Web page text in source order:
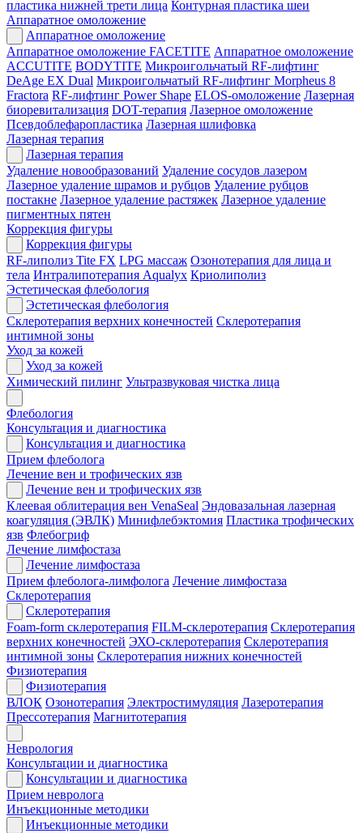
пластика нижней трети лица Контурная пластика шеи
Аппаратное омоложение
Аппаратное омоложение
Аппаратное омоложение FACETITE Аппаратное омоложение
ACCUTITE BODYTITE Микроигольчатый RF-лифтинг
DeAge EX Dual Микроигольчатый RF-лифтинг Morpheus 8
Fractora RF-лифтинг Power Shape ELOS-омоложение Лазерная
биоревитализация DOT-терапия Лазерное омоложение
Псевдоблефаропластика Лазерная шлифовка
Лазерная терапия
Лазерная терапия
Удаление новообразований Удаление сосудов лазером
Лазерное удаление шрамов и рубцов Удаление рубцов
постакне Лазерное удаление растяжек Лазерное удаление
пигментных пятен
Коррекция фигуры
Коррекция фигуры
RF-липолиз Tite FX LPG массаж Озонотерапия для лица и
тела Интралипотерапия Aqualyx Криолиполиз
Эстетическая флебология
Эстетическая флебология
Склеротерапия верхних конечностей Склеротерапия
интимной зоны
Уход за кожей
Уход за кожей
Химический пилинг Ультразвуковая чистка лица
Флебология
Консультация и диагностика
Консультация и диагностика
Прием флеболога
Лечение вен и трофических язв
Лечение вен и трофических язв
Клеевая облитерация вен VenaSeal Эндовазальная лазерная
коагуляция (ЭВЛК) Минифлебэктомия Пластика трофических
язв Флебогриф
Лечение лимфостаза
Лечение лимфостаза
Прием флеболога-лимфолога Лечение лимфостаза
Склеротерапия
Склеротерапия
Foam-form склеротерапия FILM-склеротерапия Склеротерапия
верхних конечностей ЭХО-склеротерапия Склеротерапия
интимной зоны Склеротерапия нижних конечностей
Физиотерапия
Физиотерапия
ВЛОК Озонотерапия Электростимуляция Лазеротерапия
Прессотерапия Магнитотерапия
Неврология
Консультации и диагностика
Консультации и диагностика
Прием невролога
Инъекционные методики
Инъекционные методики